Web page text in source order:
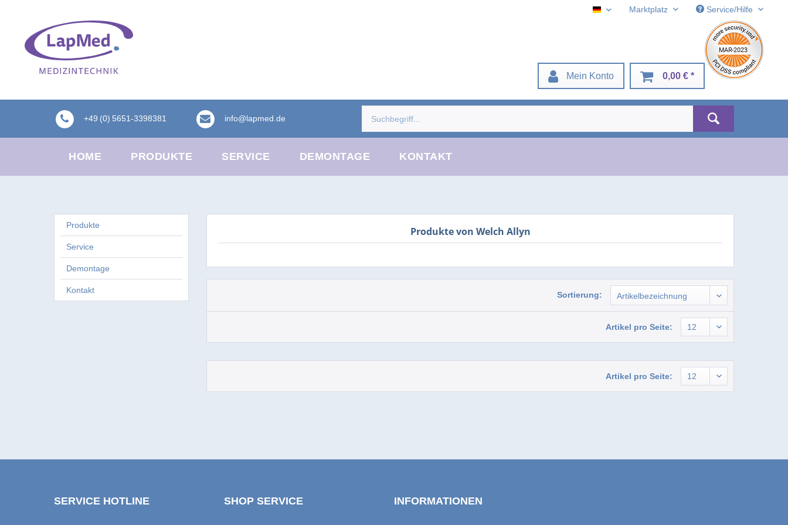
DeustchMarktplatz Service/Hilfe
Mein Konto 0,00 € *
+49 (0) 5651-3398381 info@lapmed.de
HOME PRODUKTE SERVICE DEMONTAGE KONTAKT
Produkte
Service
Demontage
Kontakt
Produkte von Welch Allyn
Sortierung:
Artikel pro Seite:
Artikel pro Seite:
SERVICE HOTLINE SHOP SERVICE INFORMATIONEN